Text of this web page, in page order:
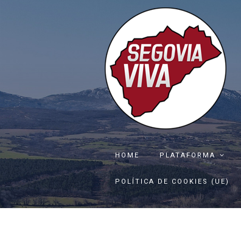
HOME PLATAFORMA
POLÍTICA DE COOKIES (UE)